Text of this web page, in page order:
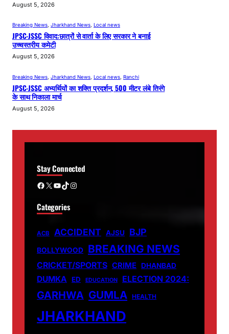
August 5, 2026
Breaking News, Jharkhand News, Local news
JPSC-JSSC विवाद:छात्रों से वार्ता के लिए सरकार ने बनाई
उच्चस्तरीय कमेटी
August 5, 2026
Breaking News Jharkhand News Local news Ranchi
JPSC-JSSC अभ्यर्थियों का शक्ति प्रदर्शन, 500 मीटर लंबे तिरंगे
के साथ निकाला मार्च
August 5, 2026
Stay Connected
Facebook X YouTube TikTok Instagram
Categories
ACB ACCIDENT AJSU BJP
BOLLYWOOD BREAKING NEWS
CRICKET/SPORTS CRIME DHANBAD
DUMKA ED EDUCATION ELECTION 2024:
GARHWA GUMLA HEALTH
JHARKHAND